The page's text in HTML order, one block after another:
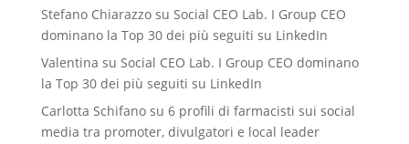
Stefano Chiarazzosu Social CEO Lab. I Group CEO
dominano la Top 30 dei più seguiti su LinkedIn
Valentina su Social CEO Lab. I Group CEO dominano
la Top 30 dei più seguiti su LinkedIn
Carlotta Schifanosu 6 profili di farmacisti sui social
media tra promoter, divulgatori e local leader